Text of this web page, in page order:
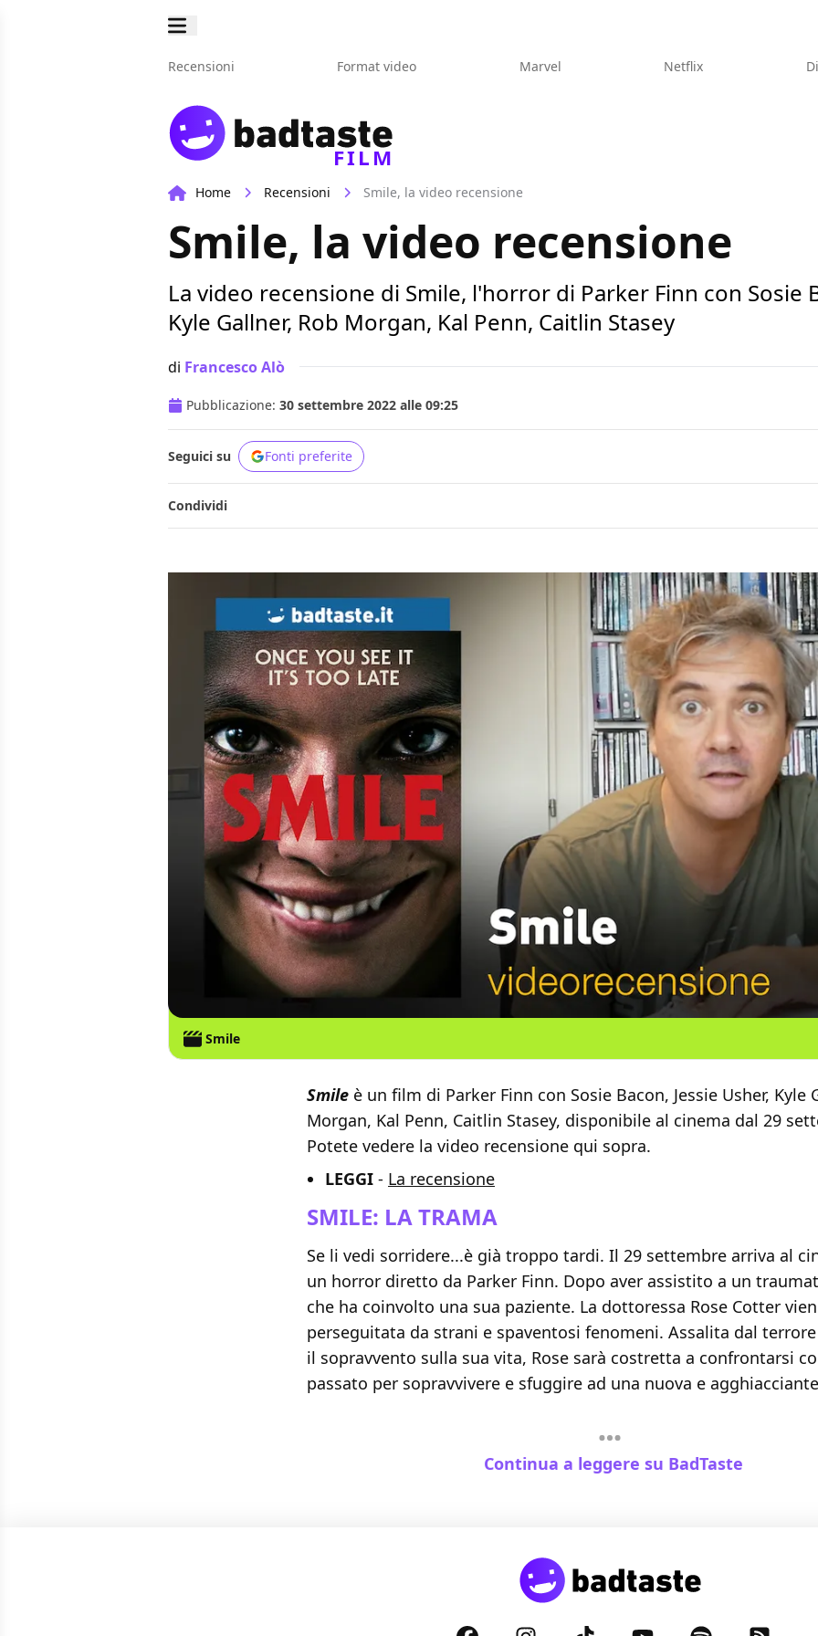
Recensioni Format video Marvel Netflix
FILM
Home Recensioni Smile, la video recensione
Smile, la video recensione
La video recensione di Smile, l'horror di Parker Finn con Sosie
Kyle Gallner, Rob Morgan, Kal Penn, Caitlin Stasey
di Francesco Alò
Pubblicazione: 30 settembre 2022 alle 09:25
Seguici su Fonti preferite
Condividi
Smile
Smile è un film di Parker Finn con Sosie Bacon, Jessie Usher, Kyle
Morgan, Kal Penn, Caitlin Stasey, disponibile al cinema dal 29
Potete vedere la video recensione qui sopra.
LEGGI - La recensione
SMILE: LA TRAMA
Se li vedi sorridere...è già troppo tardi. Il 29 settembre arriva al
un horror diretto da Parker Finn. Dopo aver assistito a un
che ha coinvolto una sua paziente. La dottoressa Rose Cotter
perseguitata da strani e spaventosi fenomeni. Assalita dal
il sopravvento sulla sua vita, Rose sarà costretta a confrontarsi
passato per sopravvivere e sfuggire ad una nuova e
Continua a leggere su BadTaste